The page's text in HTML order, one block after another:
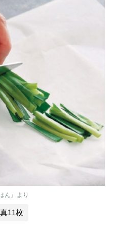
ん』より
11枚